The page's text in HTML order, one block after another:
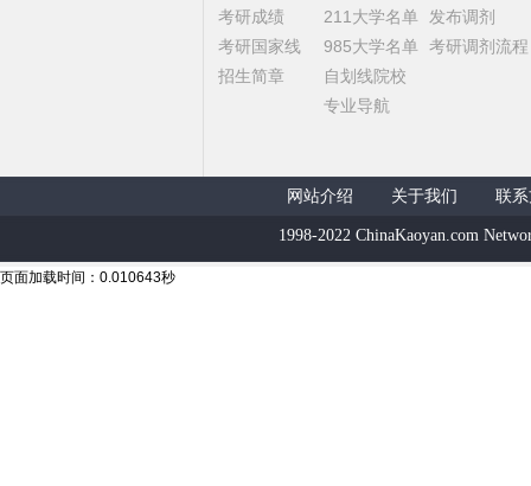
考研成绩
考研国家线
招生简章
211大学名单
985大学名单
自划线院校
专业导航
发布调剂
考研调剂流程
网站介绍 关于我们 联
1998-2022 ChinaKaoyan.com
页面加载时间：0.010643秒